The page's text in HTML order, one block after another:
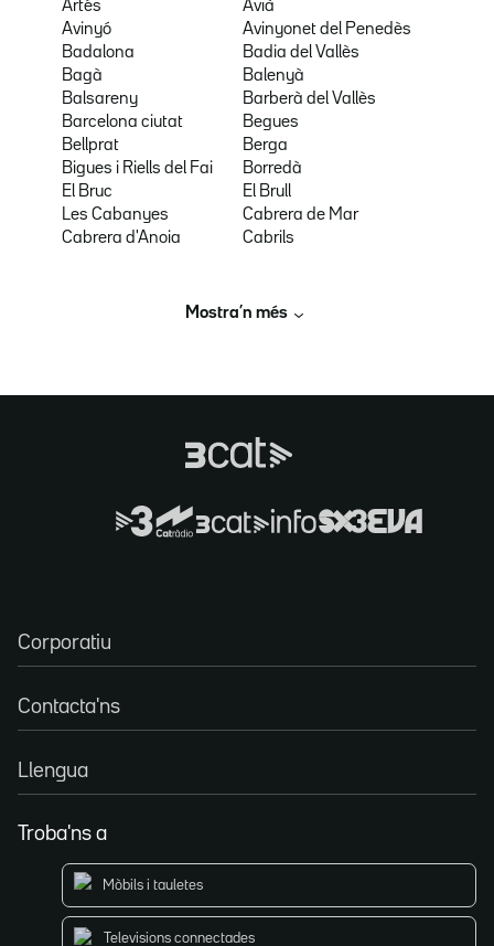
Artés
Avià
Avinyó
Avinyonet del Penedès
Badalona
Badia del Vallès
Bagà
Balenyà
Balsareny
Barberà del Vallès
Barcelona ciutat
Begues
Bellprat
Berga
Bigues i Riells del Fai
Borredà
El Bruc
El Brull
Les Cabanyes
Cabrera de Mar
Cabrera d'Anoia
Cabrils
Mostra’n més
Corporatiu
Contacta'ns
Llengua
Troba'ns a
Mòbils i tauletes
Televisions connectades